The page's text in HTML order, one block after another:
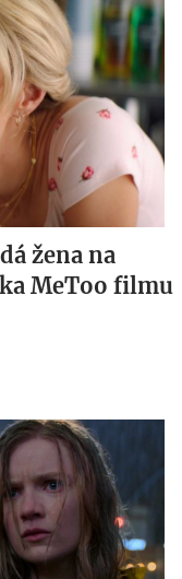
žena na
MeToo filmu